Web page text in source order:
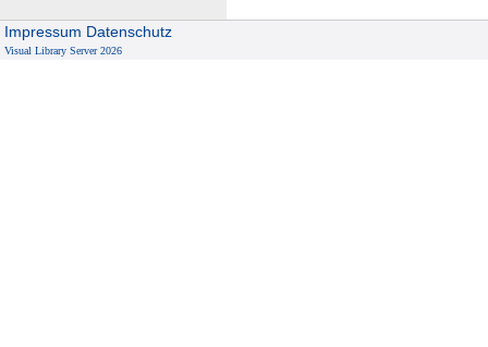
Impressum Datenschutz
Visual Library Server 2026